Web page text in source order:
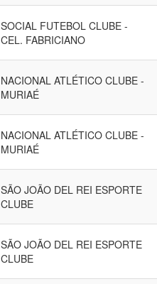
SOCIAL FUTEBOL CLUBE -
CEL. FABRICIANO
NACIONAL ATLÉTICO CLUBE -
MURIAÉ
NACIONAL ATLÉTICO CLUBE -
MURIAÉ
SÃO JOÃO DEL REI ESPORTE
CLUBE
SÃO JOÃO DEL REI ESPORTE
CLUBE